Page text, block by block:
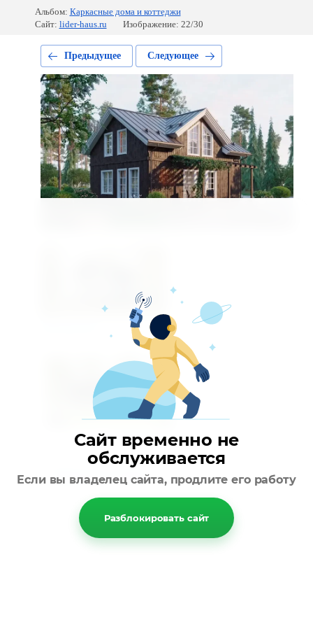
Альбом: Каркасные дома и коттеджи
Сайт: lider-haus.ru Изображение: 22/30
Предыдущее Следующее
Следующее
Вернуться в галерею
Сайт временно не
обслуживается
Если вы владелец сайта, продлите его работу
Разблокировать сайт